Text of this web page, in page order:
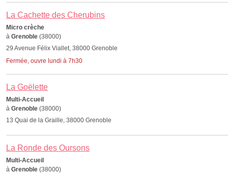
La Cachette des Cherubins
Micro crèche
à Grenoble (38000)
29 Avenue Félix Viallet, 38000 Grenoble
Fermée, ouvre lundi à 7h30
La Goëlette
Multi-Accueil
à Grenoble (38000)
13 Quai de la Graille, 38000 Grenoble
La Ronde des Oursons
Multi-Accueil
à Grenoble (38000)